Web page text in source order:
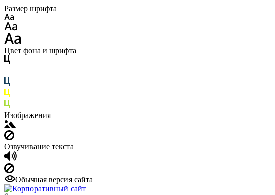
Размер шрифта
Цвет фона и шрифта
Изображения
Озвучивание текста
Обычная версия сайта